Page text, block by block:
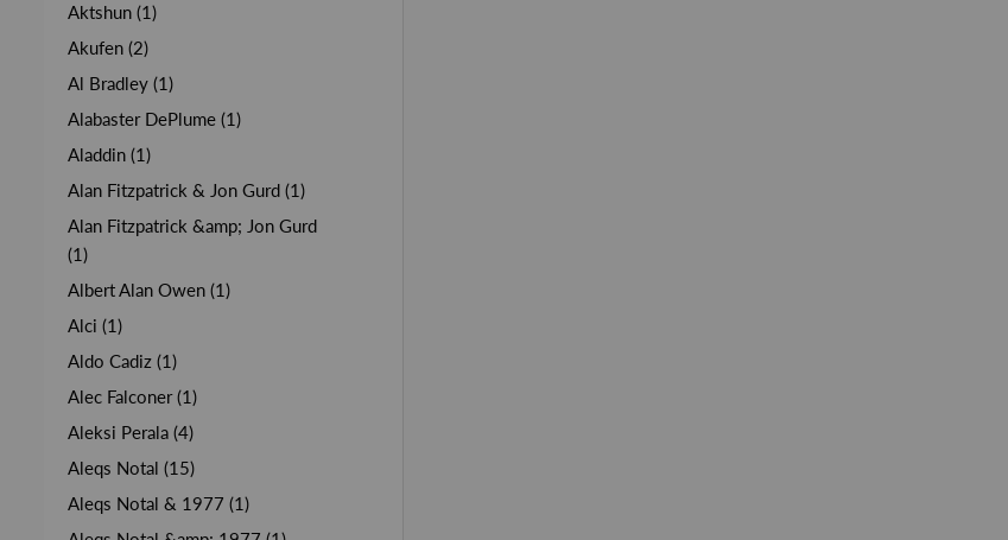
Aktshun (1)
Akufen (2)
Al Bradley (1)
Alabaster DePlume (1)
Aladdin (1)
Alan Fitzpatrick & Jon Gurd (1)
Alan Fitzpatrick &amp; Jon Gurd
(1)
Albert Alan Owen (1)
Alci (1)
Aldo Cadiz (1)
Alec Falconer (1)
Aleksi Perala (4)
Aleqs Notal (15)
Aleqs Notal & 1977 (1)